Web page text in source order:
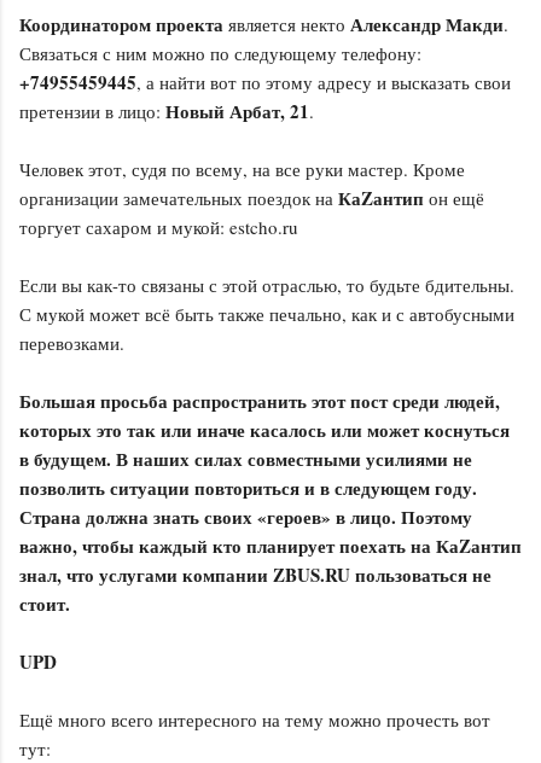
Координатором проекта является некто Александр Макди.
Связаться с ним можно по следующему телефону:
+74955459445, а найти вот по этому адресу и высказать свои
претензии в лицо: Новый Арбат, 21.
Человек этот, судя по всему, на все руки мастер. Кроме
организации замечательных поездок на КаZантип он ещё
торгует сахаром и мукой: estcho.ru
Если вы как-то связаны с этой отраслью, то будьте бдительны.
С мукой может всё быть также печально, как и с автобусными
перевозками.
Большая просьба распространить этот пост среди людей,
которых это так или иначе касалось или может коснуться
в будущем. В наших силах совместными усилиями не
позволить ситуации повториться и в следующем году.
Страна должна знать своих «героев» в лицо. Поэтому
важно, чтобы каждый кто планирует поехать на КаZантип
знал, что услугами компании ZBUS.RU пользоваться не
стоит.
UPD
Ещё много всего интересного на тему можно прочесть вот
тут: